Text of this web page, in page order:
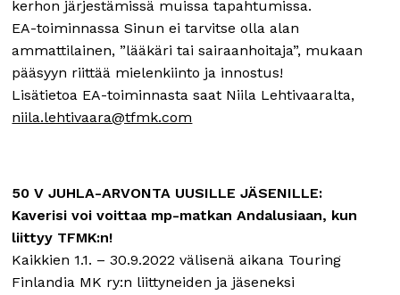
kerhon järjestämissä muissa tapahtumissa.
EA-toiminnassa Sinun ei tarvitse olla alan
ammattilainen, ”lääkäri tai sairaanhoitaja”, mukaan
pääsyyn riittää mielenkiinto ja innostus!
Lisätietoa EA-toiminnasta saat Niila Lehtivaaralta,
niila.lehtivaara@tfmk.com
50 V JUHLA-ARVONTA UUSILLE JÄSENILLE:
Kaverisi voi voittaa mp-matkan Andalusiaan, kun
liittyy TFMK:n!
Kaikkien 1.1. – 30.9.2022 välisenä aikana Touring
Finlandia MK ry:n liittyneiden ja jäseneksi